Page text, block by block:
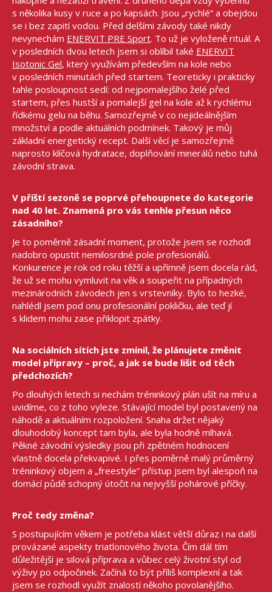
s několika kusy v ruce a po kapsách. Jsou „rychlé“ a obejdou
se i bez zapití vodou. Před delšími závody také nikdy
nevynechám ENERVIT PRE Sport. To už je vyloženě rituál. A
v posledních dvou letech jsem si oblíbil také ENERVIT
Isotonic Gel, který využívám především na kole nebo
v posledních minutách před startem. Teoreticky i prakticky
tahle posloupnost sedí: od nejpomalejšího želé před
startem, přes hustší a pomalejší gel na kole až k rychlému
řídkému gelu na běhu. Samozřejmě v co nejideálnějším
množství a podle aktuálních podmínek. Takový je můj
základní energetický recept. Další věcí je samozřejmě
naprosto klíčová hydratace, doplňování minerálů nebo tuhá
závodní strava.
V příští sezoně se poprvé přehoupnete do kategorie
nad 40 let. Znamená pro vás tenhle přesun něco
zásadního?
Je to poměrně zásadní moment, protože jsem se rozhodl
nadobro opustit nemilosrdné pole profesionálů.
Konkurence je rok od roku těžší a upřímně jsem docela rád,
že už se mohu vymluvit na věk a soupeřit na případných
mezinárodních závodech jen s vrstevníky. Bylo to hezké,
nahlédl jsem pod onu profesionální pokličku, ale teď jí
s klidem mohu zase přiklopit zpátky.
Na sociálních sítích jste zmínil, že plánujete změnit
model přípravy – proč, a jak se bude lišit od těch
předchozích?
Po dlouhých letech si nechám tréninkový plán ušít na míru a
uvidíme, co z toho vyleze. Stávající model byl postavený na
náhodě a aktuálním rozpoložení. Snaha držet nějaký
dlouhodobý koncept tam byla, ale byla hodně mlhavá.
Pěkné závodní výsledky jsou při zpětném hodnocení
vlastně docela překvapivé. I přes poměrně malý průměrný
tréninkový objem a „freestyle“ přístup jsem byl alespoň na
domácí půdě schopný útočit na nejvyšší pohárové příčky.
Proč tedy změna?
S postupujícím věkem je potřeba klást větší důraz i na další
provázané aspekty triatlonového života. Čím dál tím
důležitější je silová příprava a vůbec celý životní styl od
výživy po odpočinek. Začíná to být příliš komplexní a tak
jsem se rozhodl využít znalostí někoho povolanějšího.